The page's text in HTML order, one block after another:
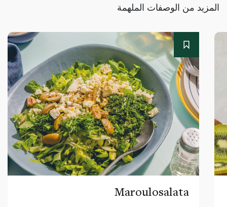
المزيد من الوصفات الملهمة
Maroulosalata